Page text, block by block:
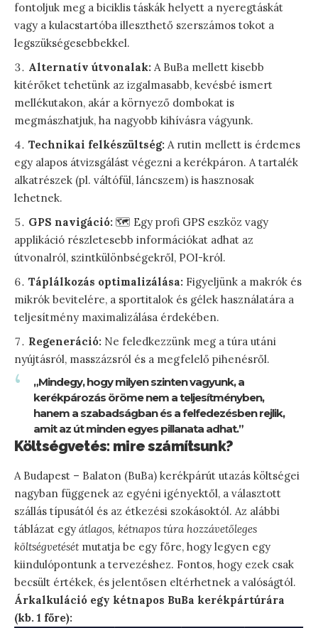
fontoljuk meg a biciklis táskák helyett a nyeregtáskát
vagy a kulacstartóba illeszthető szerszámos tokot a
legszükségesebbekkel.
Alternatív útvonalak: A BuBa mellett kisebb
kitérőket tehetünk az izgalmasabb, kevésbé ismert
mellékutakon, akár a környező dombokat is
megmászhatjuk, ha nagyobb kihívásra vágyunk.
Technikai felkészültség: A rutin mellett is érdemes
egy alapos átvizsgálást végezni a kerékpáron. A tartalék
alkatrészek (pl. váltófül, láncszem) is hasznosak
lehetnek.
GPS navigáció: 🗺️ Egy profi GPS eszköz vagy
applikáció részletesebb információkat adhat az
útvonalról, szintkülönbségekről, POI-król.
Táplálkozás optimalizálása: Figyeljünk a makrók és
mikrók bevitelére, a sportitalok és gélek használatára a
teljesítmény maximalizálása érdekében.
Regeneráció: Ne feledkezzünk meg a túra utáni
nyújtásról, masszázsról és a megfelelő pihenésről.
„Mindegy, hogy milyen szinten vagyunk, a
kerékpározás öröme nem a teljesítményben,
hanem a szabadságban és a felfedezésben rejlik,
amit az út minden egyes pillanata adhat.”
Költségvetés: mire számítsunk?
A Budapest – Balaton (BuBa) kerékpárút utazás költségei
nagyban függenek az egyéni igényektől, a választott
szállás típusától és az étkezési szokásoktól. Az alábbi
táblázat egy átlagos, kétnapos túra hozzávetőleges
költségvetésétmutatja be egy főre, hogy legyen egy
kiindulópontunk a tervezéshez. Fontos, hogy ezek csak
becsült értékek, és jelentősen eltérhetnek a valóságtól.
Árkalkuláció egy kétnapos BuBa kerékpártúrára
(kb. 1 főre):